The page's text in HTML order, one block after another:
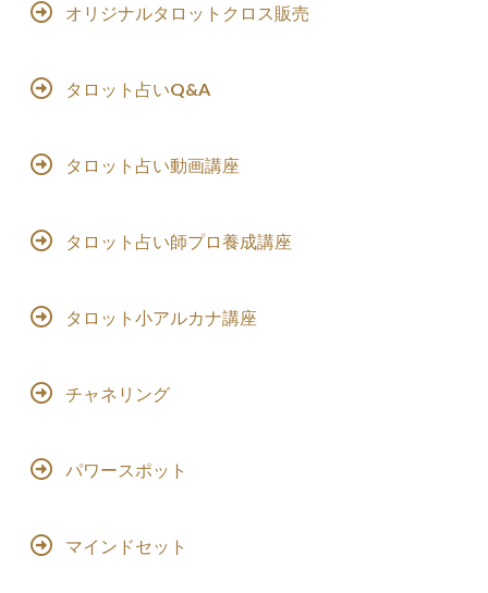
オリジナルタロットクロス販売
タロット占いQ&A
タロット占い動画講座
タロット占い師プロ養成講座
タロット小アルカナ講座
チャネリング
パワースポット
マインドセット